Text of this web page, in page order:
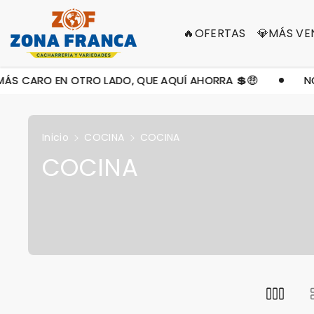
Contenid
O
🔥OFERTAS 💎MÁS
EN OTRO LADO, QUE AQUÍ AHORRA 💲🤑 NO
Inicio COCINA COCINA
C
e
COCINA